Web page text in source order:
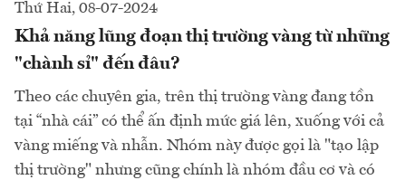
Thứ Hai, 08-07-2024
Khả năng lũng đoạn thị trường vàng từ những
"chành sỉ" đến đâu?
Theo các chuyên gia, trên thị trường vàng đang tồn
tại “nhà cái” có thể ấn định mức giá lên, xuống với cả
vàng miếng và nhẫn. Nhóm này được gọi là "tạo lập
thị trường" nhưng cũng chính là nhóm đầu cơ và có